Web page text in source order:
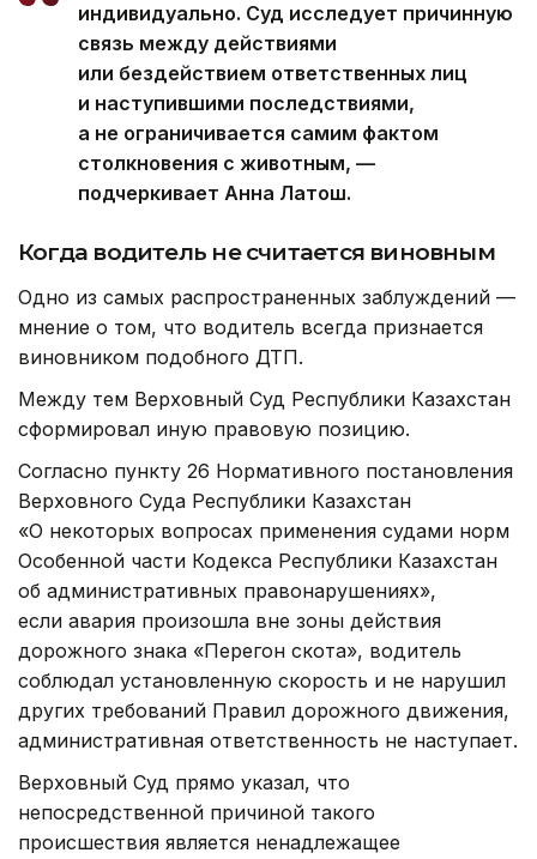
индивидуально. Суд исследует причинную
связь между действиями
или бездействием ответственных лиц
и наступившими последствиями,
а не ограничивается самим фактом
столкновения с животным, —
подчеркивает Анна Латош.
Когда водитель не считается виновным
Одно из самых распространенных заблуждений —
мнение о том, что водитель всегда признается
виновником подобного ДТП.
Между тем Верховный Суд Республики Казахстан
сформировал иную правовую позицию.
Согласно пункту 26 Нормативного постановления
Верховного Суда Республики Казахстан
«О некоторых вопросах применения судами норм
Особенной части Кодекса Республики Казахстан
об административных правонарушениях»,
если авария произошла вне зоны действия
дорожного знака «Перегон скота», водитель
соблюдал установленную скорость и не нарушил
других требований Правил дорожного движения,
административная ответственность не наступает.
Верховный Суд прямо указал, что
непосредственной причиной такого
происшествия является ненадлежащее